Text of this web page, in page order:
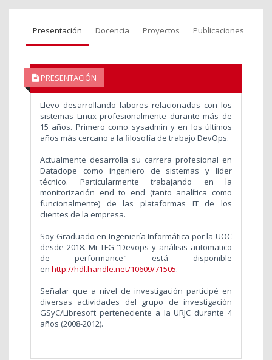
Presentación Docencia Proyectos Publicaciones
PRESENTACIÓN
Llevo desarrollando labores relacionadas con los
sistemas Linux profesionalmente durante más de
15 años. Primero como sysadmin y en los últimos
años más cercano a la filosofía de trabajo DevOps.
Actualmente desarrolla su carrera profesional en
Datadope como ingeniero de sistemas y líder
técnico. Particularmente trabajando en la
monitorización end to end (tanto analítica como
funcionalmente) de las plataformas IT de los
clientes de la empresa.
Soy Graduado en Ingeniería Informática por la UOC
desde 2018. Mi TFG "Devops y análisis automatico
de performance" está disponible
en http://hdl.handle.net/10609/71505.
Señalar que a nivel de investigación participé en
diversas actividades del grupo de investigación
GSyC/Libresoft perteneciente a la URJC durante 4
años (2008-2012).